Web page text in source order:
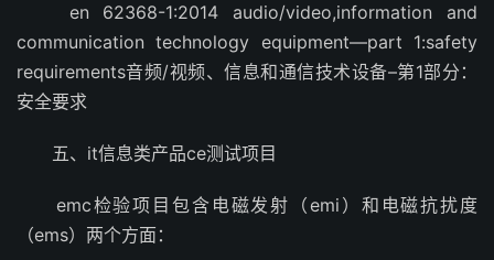
en 62368-1:2014 audio/video,information and
communication technology equipment—part 1:safety
requirements音频/视频、信息和通信技术设备–第1部分：
安全要求
五、it信息类产品ce测试项目
emc检验项目包含电磁发射（emi）和电磁抗扰度
（ems）两个方面：